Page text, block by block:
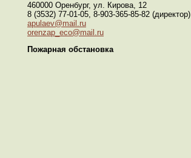
460000 Оренбург, ул. Кирова, 12
8 (3532) 77-01-05, 8-903-365-85-82 (директор)
apulaev@mail.ru
orenzap_eco@mail.ru
Пожарная обстановка